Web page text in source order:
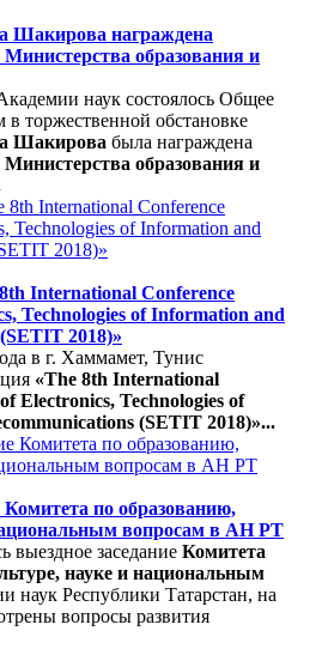
Шакирова награждена
образования и
наук состоялось Общее
в торжественной обстановке
Шакирова была награждена
образования и
International Conference
Technologies of Information and
2018)»
в г. Хаммамет, Тунис
«The 8th International
Electronics, Technologies of
(SETIT 2018)»...
Комитета по образованию,
вопросам в АН РТ
выездное заседание Комитета
науке и национальным
наук Республики Татарстан, на
вопросы развития